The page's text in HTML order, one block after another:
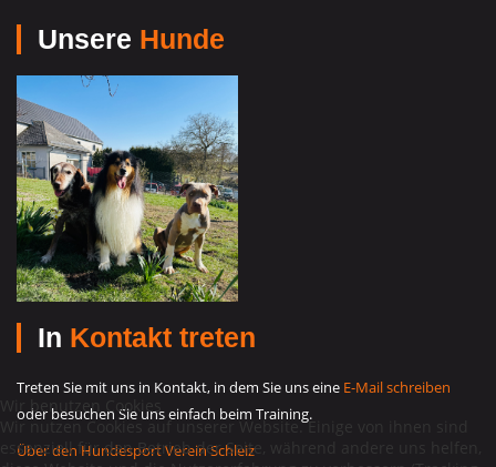
Unsere Hunde
In Kontakt treten
Treten Sie mit uns in Kontakt, in dem Sie uns eine E-Mail schreiben
oder besuchen Sie uns einfach beim Training.
Über den Hundesport Verein Schleiz
Wir benutzen Cookies
Wir nutzen Cookies auf unserer Website. Einige von ihnen sind
essenziell für den Betrieb der Seite, während andere uns helfen,